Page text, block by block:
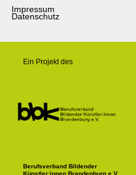
Impressum
Datenschutz
Ein Projekt des
Berufsverband Bildender